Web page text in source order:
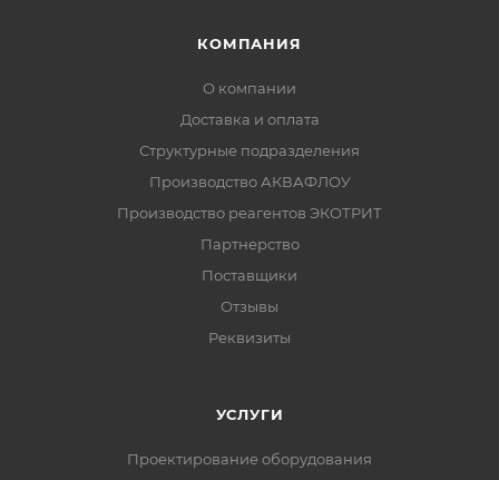
КОМПАНИЯ
О компании
Доставка и оплата
Структурные подразделения
Производство АКВАФЛОУ
Производство реагентов ЭКОТРИТ
Партнерство
Поставщики
Отзывы
Реквизиты
УСЛУГИ
Проектирование оборудования